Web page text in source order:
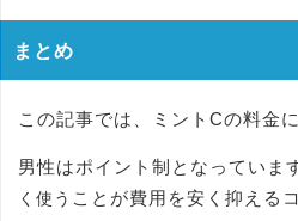
まとめ
この記事では、ミントCの料金
男性はポイント制となっていま
く使う ことが費用を安く抑える